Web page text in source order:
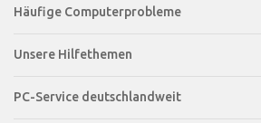
Häufige Computerprobleme
Unsere Hilfethemen
PC-Service deutschlandweit